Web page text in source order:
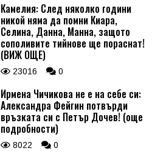
Камелия: След няколко години
никой няма да помни Киара,
Селина, Данна, Манна, защото
сополивите тийнове ще пораснат!
(ВИЖ ОЩЕ)
23016 0
Ирмена Чичикова не е на себе си:
Александра Фейгин потвърди
връзката си с Петър Дочев! (още
подробности)
8022 0